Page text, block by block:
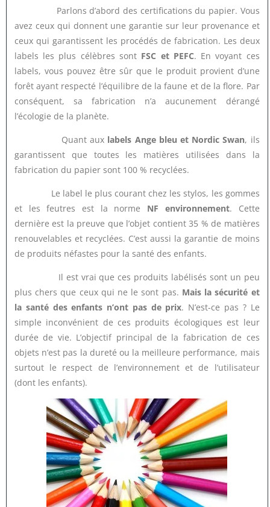
Parlons d’abord des certifications du papier. Vous
avez ceux qui donnent une garantie sur leur provenance et
ceux qui garantissent les procédés de fabrication. Les deux
labels les plus célèbres sont FSC et PEFC. En voyant ces
labels, vous pouvez être sûr que le produit provient d’une
forêt ayant respecté l’équilibre de la faune et de la flore. Par
conséquent, sa fabrication n’a aucunement dérangé
l’écologie de la planète.
Quant aux labels Ange bleu et Nordic Swan, ils
garantissent que toutes les matières utilisées dans la
fabrication du papier sont 100 % recyclées.
Le label le plus courant chez les stylos, les gommes
et les feutres est la norme NF environnement. Cette
dernière est la preuve que l’objet contient 35 % de matières
renouvelables et recyclées. C’est aussi la garantie de moins
de produits néfastes pour la santé des enfants.
Il est vrai que ces produits labélisés sont un peu
plus chers que ceux qui ne le sont pas. Mais la sécurité et
la santé des enfants n’ont pas de prix. N’est-ce pas ? Le
simple inconvénient de ces produits écologiques est leur
durée de vie. L’objectif principal de la fabrication de ces
objets n’est pas la dureté ou la meilleure performance, mais
surtout le respect de l’environnement et de l’utilisateur
(dont les enfants).